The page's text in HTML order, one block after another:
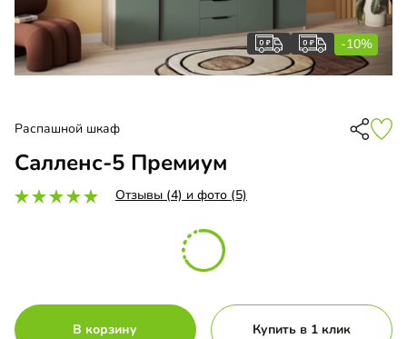
-10%
Распашной шкаф
Салленс-5 Премиум
Отзывы (4) и фото (5)
В корзину Купить в 1 клик